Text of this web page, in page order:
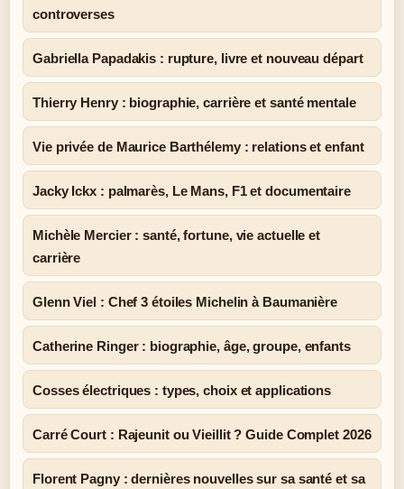
controverses
Gabriella Papadakis : rupture, livre et nouveau départ
Thierry Henry : biographie, carrière et santé mentale
Vie privée de Maurice Barthélemy : relations et enfant
Jacky Ickx : palmarès, Le Mans, F1 et documentaire
Michèle Mercier : santé, fortune, vie actuelle et
carrière
Glenn Viel : Chef 3 étoiles Michelin à Baumanière
Catherine Ringer : biographie, âge, groupe, enfants
Cosses électriques : types, choix et applications
Carré Court : Rajeunit ou Vieillit ? Guide Complet 2026
Florent Pagny : dernières nouvelles sur sa santé et sa